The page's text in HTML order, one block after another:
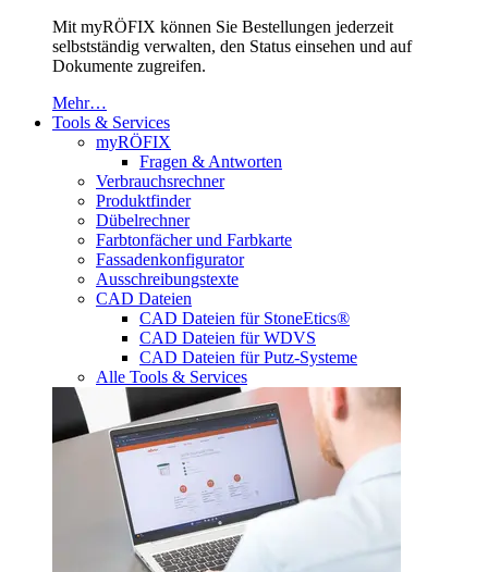
Mit myRÖFIX können Sie Bestellungen jederzeit
selbstständig verwalten, den Status einsehen und auf
Dokumente zugreifen.
Mehr…
Tools & Services
myRÖFIX
Fragen & Antworten
Verbrauchsrechner
Produktfinder
Dübelrechner
Farbtonfächer und Farbkarte
Fassadenkonfigurator
Ausschreibungstexte
CAD Dateien
CAD Dateien für StoneEtics®
CAD Dateien für WDVS
CAD Dateien für Putz-Systeme
Alle Tools & Services